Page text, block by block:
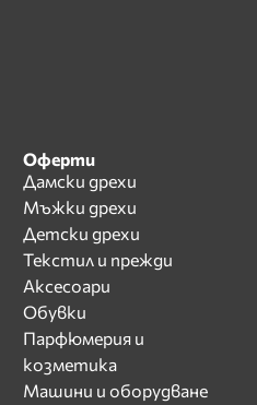
Оферти
Дамски дрехи
Мъжки дрехи
Детски дрехи
Текстил и прежди
Аксесоари
Обувки
Парфюмерия и
козметика
Машини и оборудване